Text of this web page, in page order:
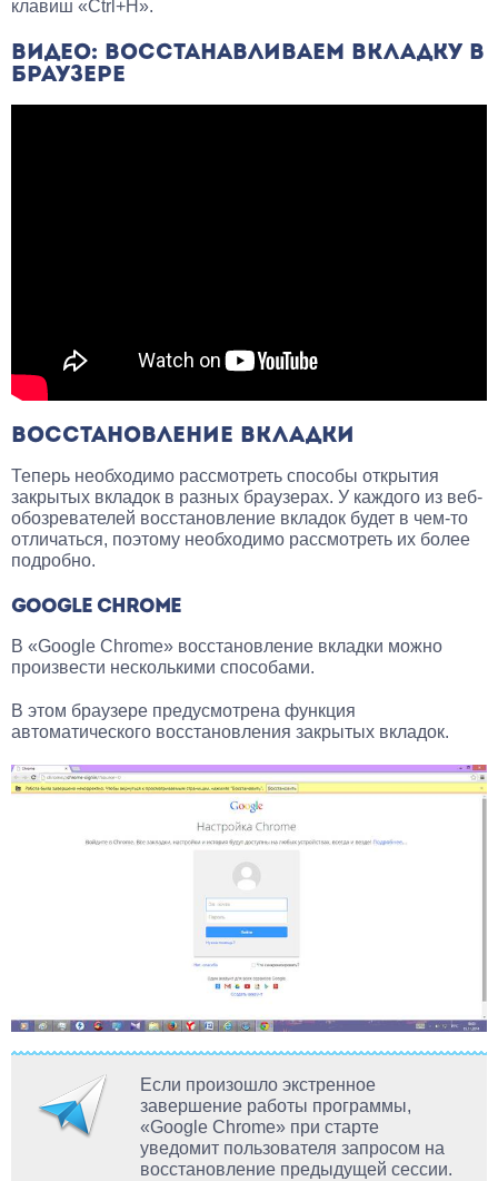
клавиш «Ctrl+H».
ВИДЕО: ВОССТАНАВЛИВАЕМ ВКЛАДКУ В
БРАУЗЕРЕ
ВОССТАНОВЛЕНИЕ ВКЛАДКИ
Теперь необходимо рассмотреть способы открытия
закрытых вкладок в разных браузерах. У каждого из веб-
обозревателей восстановление вкладок будет в чем-то
отличаться, поэтому необходимо рассмотреть их более
подробно.
GOOGLE CHROME
В «Google Chrome» восстановление вкладки можно
произвести несколькими способами.
В этом браузере предусмотрена функция
автоматического восстановления закрытых вкладок.
Если произошло экстренное
завершение работы программы,
«Google Chrome» при старте
уведомит пользователя запросом на
восстановление предыдущей сессии.